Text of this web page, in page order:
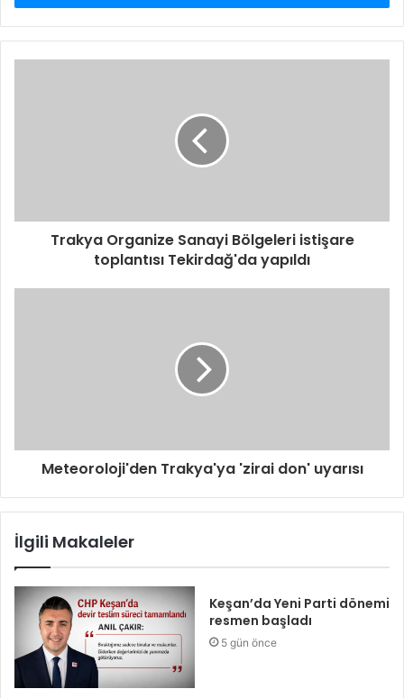
Trakya Organize Sanayi Bölgeleri istişare
toplantısı Tekirdağ'da yapıldı
Meteoroloji'den Trakya'ya 'zirai don' uyarısı
İlgili Makaleler
Keşan’da Yeni Parti dönemi
resmen başladı
5 gün önce